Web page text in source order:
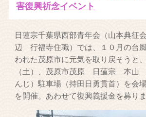
害復興祈念イベント
日蓮宗千葉県西部青年会（山本典
辺 行福寺住職）では、１０月の台
われた茂原市に元気を取り戻そうと
（土）、茂原市茂原 日蓮宗 本山
んじ）駐車場（持田日勇貫首）を会
を開催。あわせて復興義援金を募りま